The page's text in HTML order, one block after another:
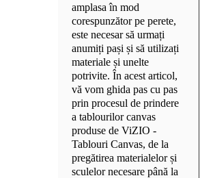
amplasa în mod
corespunzător pe perete,
este necesar să urmați
anumiți pași și să utilizați
materiale și unelte
potrivite. În acest articol,
vă vom ghida pas cu pas
prin procesul de prindere
a tablourilor canvas
produse de ViZIO -
Tablouri Canvas, de la
pregătirea materialelor și
sculelor necesare până la